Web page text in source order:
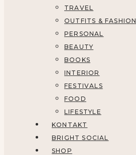
TRAVEL
OUTFITS & FASHION
PERSONAL
BEAUTY
BOOKS
INTERIOR
FESTIVALS
FOOD
LIFESTYLE
KONTAKT
BRIGHT SOCIAL
SHOP